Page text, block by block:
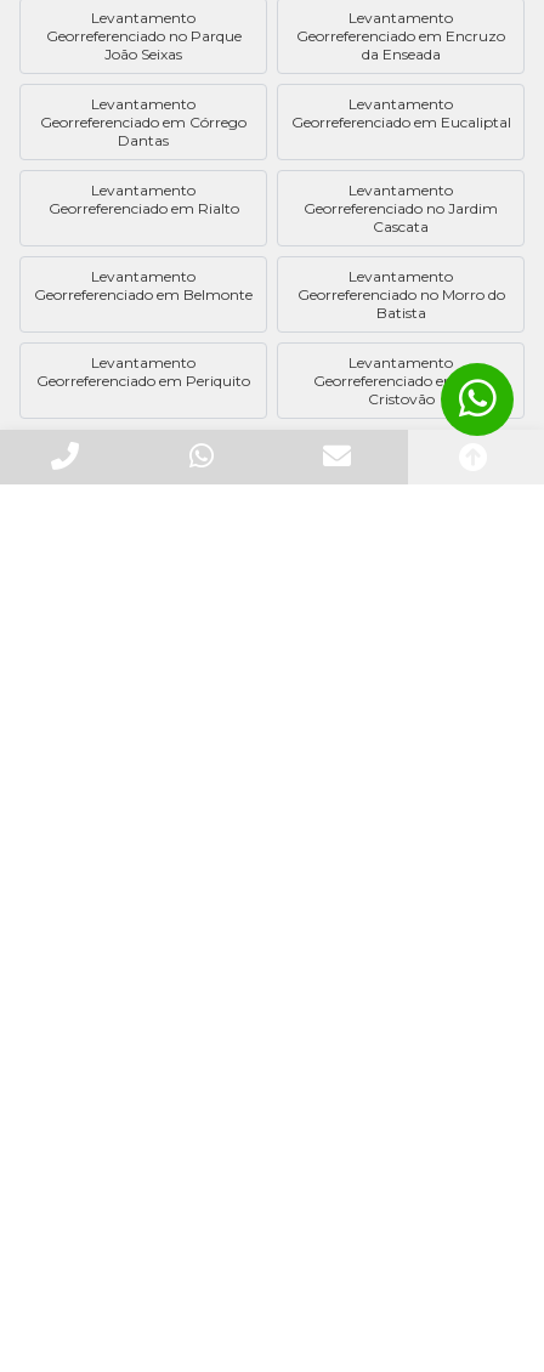
Levantamento
Georreferenciado no Parque
João Seixas
Levantamento
Georreferenciado em Encruzo
da Enseada
Levantamento
Georreferenciado em Córrego
Dantas
Levantamento
Georreferenciado em Eucaliptal
Levantamento
Georreferenciado em Rialto
Levantamento
Georreferenciado no Jardim
Cascata
Levantamento
Georreferenciado em Belmonte
Levantamento
Georreferenciado no Morro do
Batista
Levantamento
Georreferenciado em Periquito
Levantamento
Georreferenciado em São
Cristovão